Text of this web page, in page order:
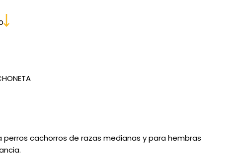
cachorros de razas medianas y para hembras